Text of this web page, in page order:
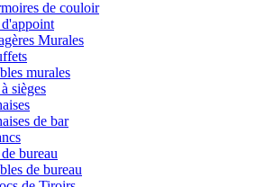
de couloir
Murales
murales
sièges
de bar
bureau
de bureau